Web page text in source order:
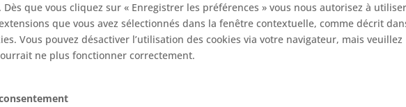
que vous cliquez sur « Enregistrer les préférences » vous nous autorisez à
que vous avez sélectionnés dans la fenêtre contextuelle, comme décrit
Vous pouvez désactiver l’utilisation des cookies via votre navigateur, mais veuillez
ne plus fonctionner correctement.